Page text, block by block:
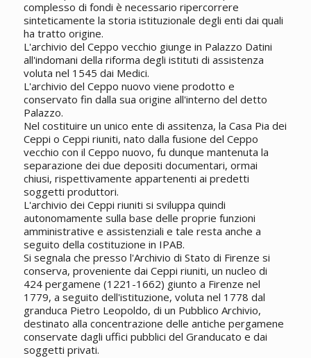
complesso di fondi è necessario ripercorrere
sinteticamente la storia istituzionale degli enti dai quali
ha tratto origine.
L'archivio del Ceppo vecchio giunge in Palazzo Datini
all'indomani della riforma degli istituti di assistenza
voluta nel 1545 dai Medici.
L'archivio del Ceppo nuovo viene prodotto e
conservato fin dalla sua origine all'interno del detto
Palazzo.
Nel costituire un unico ente di assitenza, la Casa Pia dei
Ceppi o Ceppi riuniti, nato dalla fusione del Ceppo
vecchio con il Ceppo nuovo, fu dunque mantenuta la
separazione dei due depositi documentari, ormai
chiusi, rispettivamente appartenenti ai predetti
soggetti produttori.
L'archivio dei Ceppi riuniti si sviluppa quindi
autonomamente sulla base delle proprie funzioni
amministrative e assistenziali e tale resta anche a
seguito della costituzione in IPAB.
Si segnala che presso l'Archivio di Stato di Firenze si
conserva, proveniente dai Ceppi riuniti, un nucleo di
424 pergamene (1221-1662) giunto a Firenze nel
1779, a seguito dell'istituzione, voluta nel 1778 dal
granduca Pietro Leopoldo, di un Pubblico Archivio,
destinato alla concentrazione delle antiche pergamene
conservate dagli uffici pubblici del Granducato e dai
soggetti privati.